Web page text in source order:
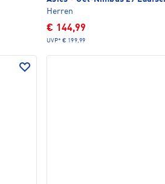
Herren
€ 144,99
UVP* € 199,99